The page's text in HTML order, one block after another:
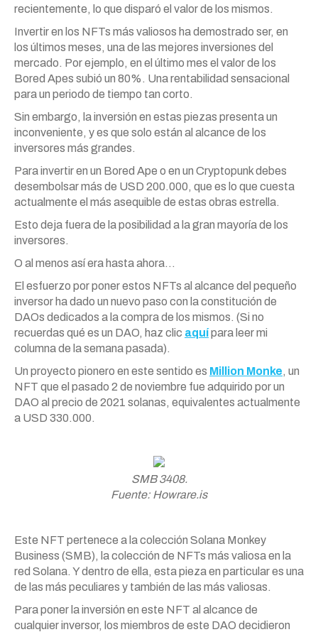
recientemente, lo que disparó el valor de los mismos.
Invertir en los NFTs más valiosos ha demostrado ser, en
los últimos meses, una de las mejores inversiones del
mercado. Por ejemplo, en el último mes el valor de los
Bored Apes subió un 80%. Una rentabilidad sensacional
para un periodo de tiempo tan corto.
Sin embargo, la inversión en estas piezas presenta un
inconveniente, y es que solo están al alcance de los
inversores más grandes.
Para invertir en un Bored Ape o en un Cryptopunk debes
desembolsar más de USD 200.000, que es lo que cuesta
actualmente el más asequible de estas obras estrella.
Esto deja fuera de la posibilidad a la gran mayoría de los
inversores.
O al menos así era hasta ahora…
El esfuerzo por poner estos NFTs al alcance del pequeño
inversor ha dado un nuevo paso con la constitución de
DAOs dedicados a la compra de los mismos. (Si no
recuerdas qué es un DAO, haz clic aquípara leer mi
columna de la semana pasada).
Un proyecto pionero en este sentido es Million Monke, un
NFT que el pasado 2 de noviembre fue adquirido por un
DAO al precio de 2021 solanas, equivalentes actualmente
a USD 330.000.
SMB 3408.
Fuente: Howrare.is
Este NFT pertenece a la colección Solana Monkey
Business (SMB), la colección de NFTs más valiosa en la
red Solana. Y dentro de ella, esta pieza en particular es una
de las más peculiares y también de las más valiosas.
Para poner la inversión en este NFT al alcance de
cualquier inversor, los miembros de este DAO decidieron